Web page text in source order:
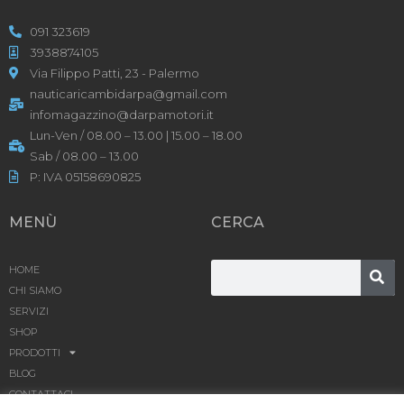
091 323619
3938874105
Via Filippo Patti, 23 - Palermo
nauticaricambidarpa@gmail.com
infomagazzino@darpamotori.it
Lun-Ven / 08.00 – 13.00 | 15.00 – 18.00
Sab / 08.00 – 13.00
P: IVA 05158690825
MENÙ
HOME
CHI SIAMO
SERVIZI
SHOP
PRODOTTI
BLOG
CONTATTACI
CERCA